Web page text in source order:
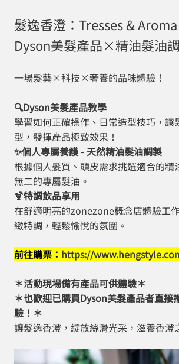
髮逸香澄：Tresses & Aroma
Dyson美髮產品×精油髮油
一場髮藝×科技×奢養的品味體驗！
🔍Dyson美髮產品教學
學習如何正確操作、日常造型技巧，讓
型，發揮產品極致效果！
✨個人專屬養護 - 天然精油髮油調製
根據個人髮質、頭皮需求挑選適合的精
無二的專屬髮油。
🍹特調飲品享用
在舒適明亮的zonezone概念店體驗工
緻特調，輕鬆愉悅的氛圍。
前往購票： https://
＊活動現場備有產品可供體驗＊
＊也歡迎已購買Dyson美髮產品者直接
驗！＊
讓髮逸香澄，綻放絲滑光采，滋養香澄